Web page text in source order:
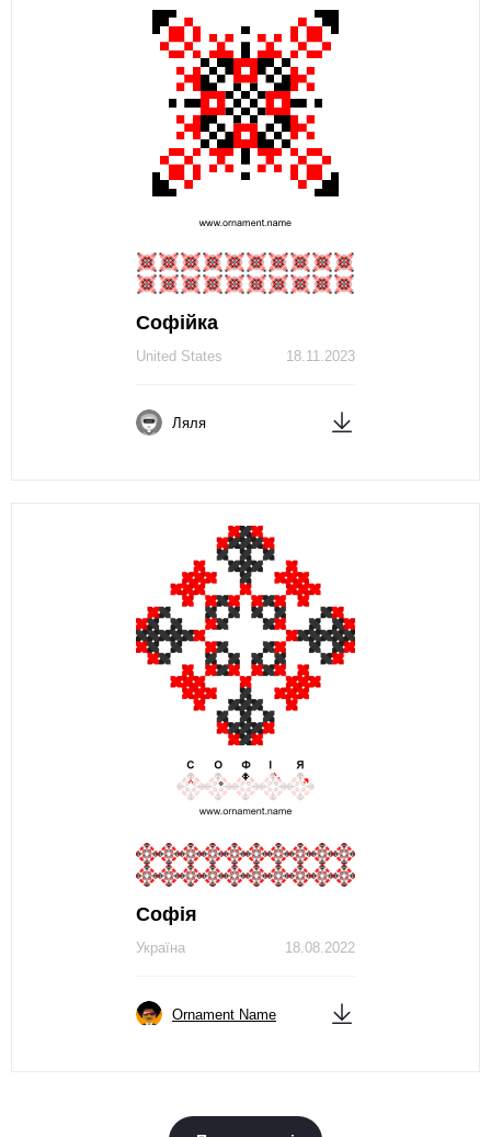
Софійка
18.11.2023
United States
Ляля
Софія
18.08.2022
Україна
Ornament Name